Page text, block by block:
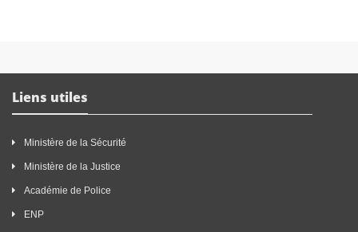
Liens utiles
Ministère de la Sécurité
Ministère de la Justice
Académie de Police
ENP